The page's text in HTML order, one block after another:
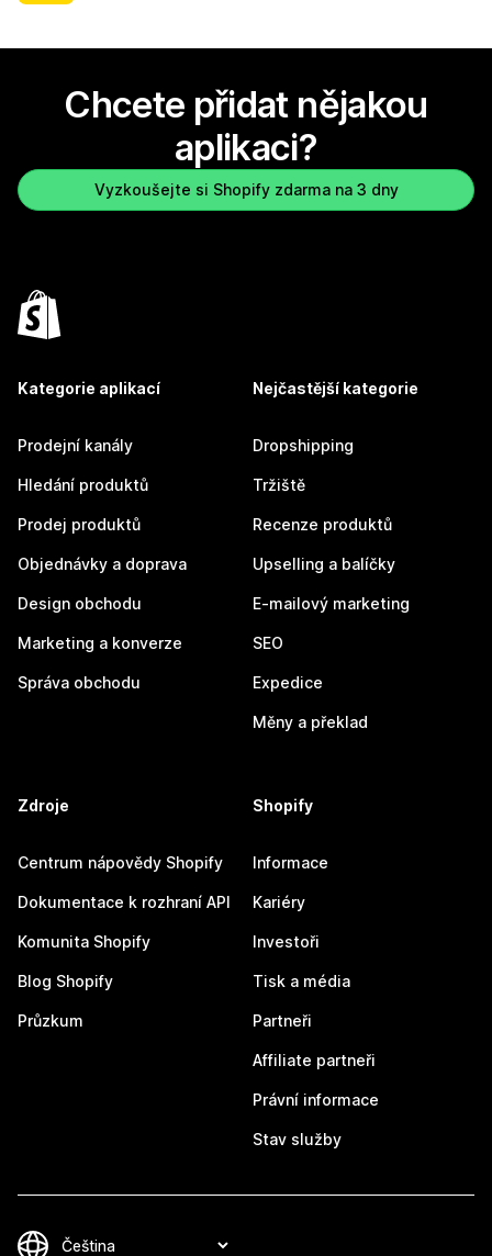
Chcete přidat nějakou
aplikaci?
Vyzkoušejte si Shopify zdarma na 3 dny
Kategorie aplikací
Prodejní kanály
Hledání produktů
Prodej produktů
Objednávky a doprava
Design obchodu
Marketing a konverze
Správa obchodu
Nejčastější kategorie
Dropshipping
Tržiště
Recenze produktů
Upselling a balíčky
E-mailový marketing
SEO
Expedice
Měny a překlad
Zdroje
Centrum nápovědy Shopify
Dokumentace k rozhraní API
Komunita Shopify
Blog Shopify
Průzkum
Shopify
Informace
Kariéry
Investoři
Tisk a média
Partneři
Affiliate partneři
Právní informace
Stav služby